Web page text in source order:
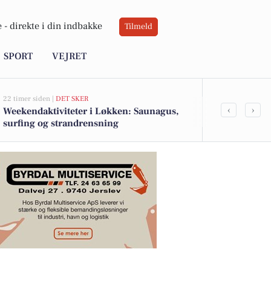
- direkte i din indbakke Tilmeld
SPORT VEJRET
22 timer siden | DET SKER
Weekendaktiviteter i Løkken: Saunagus,
surfing og strandrensning
Oplev
‹ ›